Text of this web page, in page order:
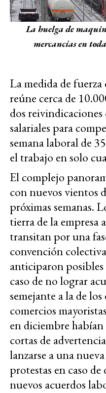
La huelga de
mercancías en
La medida de
reúne cerca de
dos
salariales para
semana laboral de
el trabajo en solo
El complejo
con nuevos vientos
próximas semanas.
tierra de la empresa
transitan por una
convención
anticiparon posibles
caso de no lograr
semejante a la de
comercios
en diciembre
cortas de
lanzarse a una
protestas en caso
nuevos acuerdos